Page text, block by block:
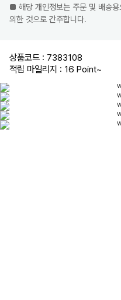
■ 해당 개인정보는 주문 및 배송
의한 것으로 간주합니다.
상품코드 : 7383108
적립 마일리지 : 16 Point~